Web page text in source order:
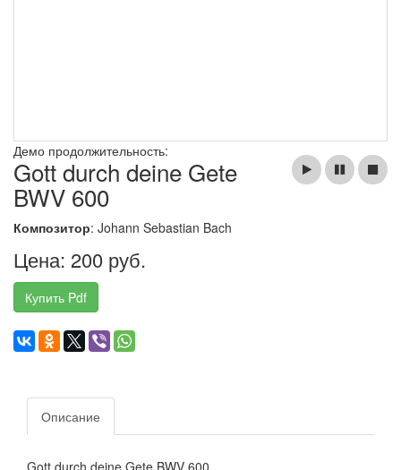
Демо продолжительность:
Gott durch deine Gete
BWV 600
Композитор: Johann Sebastian Bach
Цена: 200 руб.
Купить Pdf
Описание